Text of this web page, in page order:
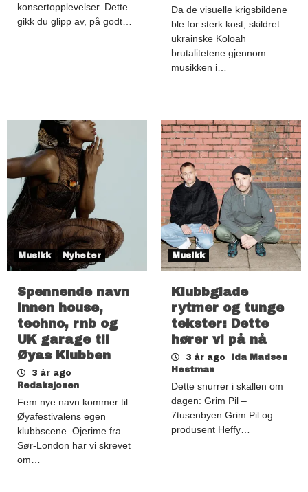
konsertopplevelser. Dette
gikk du glipp av, på godt…
Da de visuelle krigsbildene
ble for sterk kost, skildret
ukrainske Koloah
brutalitetene gjennom
musikken i…
Musikk Nyheter
Spennende navn
innen house,
techno, rnb og
UK garage til
Øyas Klubben
3 år ago
Redaksjonen
Fem nye navn kommer til
Øyafestivalens egen
klubbscene. Ojerime fra
Sør-London har vi skrevet
om…
Musikk
Klubbglade
rytmer og tunge
tekster: Dette
hører vi på nå
3 år ago
Ida Madsen
Hestman
Dette snurrer i skallen om
dagen: Grim Pil –
7tusenbyen Grim Pil og
produsent Heffy…